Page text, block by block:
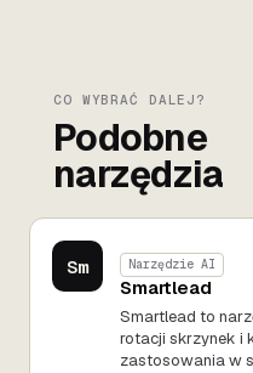
CO WYBRAĆ DALEJ?
Podobne
narzędzia
Sm Narzędzie AI
Smartlead
Smartlead to
rotacji skrzynek i
zastosowania w